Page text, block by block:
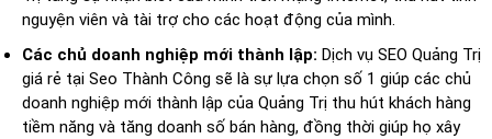
nguyện viên và tài trợ cho các hoạt động của mình.
Các chủ doanh nghiệp mới thành lập: Dịch vụ SEO Quảng Trị
giá rẻ tại Seo Thành Công sẽ là sự lựa chọn số 1 giúp các chủ
doanh nghiệp mới thành lập của Quảng Trị thu hút khách hàng
tiềm năng và tăng doanh số bán hàng, đồng thời giúp họ xây